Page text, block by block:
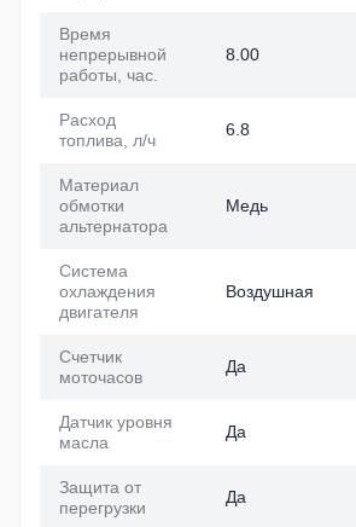
Время
непрерывной
работы, час.
8.00
Расход
топлива, л/ч
6.8
Материал
обмотки
альтернатора
Медь
Система
охлаждения
двигателя
Воздушная
Счетчик
моточасов
Да
Датчик уровня
масла
Да
Защита от
перегрузки
Да